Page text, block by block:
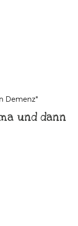
und dann